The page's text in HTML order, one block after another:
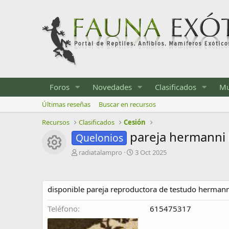
Foros Novedades Clasificados
Últimas reseñas
Buscar en recursos
Recursos
Clasificados Cesión
Icono del recurso
Quelonios pareja
A
o
r
radiatalampro
F
h
a
d
c
r
3 Oct 2025
disponible pareja reproductora de testudo
Teléfono
615475317